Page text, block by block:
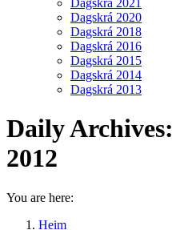
Dagskrá 2021
Dagskrá 2020
Dagskrá 2018
Dagskrá 2016
Dagskrá 2015
Dagskrá 2014
Dagskrá 2013
Daily Archives:
2012
You are here:
Heim